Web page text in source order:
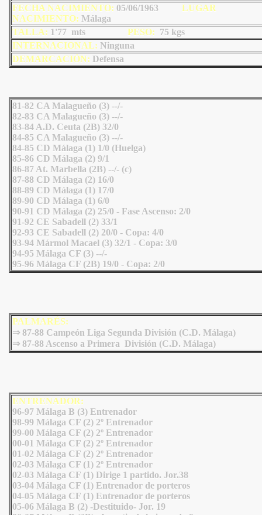
FECHA NACIMIENTO: 05/06/1963 LUGAR
NACIMIENTO: Málaga
TALLA: 1'77 mts PESO: 75 kgs
INTERNACIONAL: Ninguna
DEMARCACIÓN: Defensa
81-82 CA Malagueño (3) --/-
82-83 CA Malagueño (3) --/-
83-84 A.D. Ceuta (2B) 32/0
84-85 CA Malagueño (3) --/-
84-85 CD Málaga (1) 1/0 (Huelga)
85-86 CD Málaga (2) 9/1
86-87 At. Marbella (2B) --/- (c)
87-88 CD Málaga (2) 16/0
88-89 CD Málaga (1) 17/0
89-90 CD Málaga (1) 6/0
90-91 CD Málaga (2) 25/0 - Fase Ascenso: 2/0
91-92 CE Sabadell (2) 33/1
92-93 CE Sabadell (2) 20/0 - Copa: 4/0
93-94 Mármol Macael (3) 32/1 - Copa: 3/0
94-95 Málaga CF (3) --/-
95-96 Málaga CF (2B) 19/0 - Copa: 2/0
PALMARÉS:
⇒ 87-88 Campeón Liga Segunda División (C.D. Málaga)
⇒ 87-88 Ascenso a Primera División (C.D. Málaga)
ENTRENADOR:
96-97 Málaga B (3) Entrenador
98-99 Málaga CF (2) 2º Entrenador
99-00 Málaga CF (2) 2º Entrenador
00-01 Málaga CF (2) 2º Entrenador
01-02 Málaga CF (2) 2º Entrenador
02-03 Málaga CF (1) 2º Entrenador
02-03 Málaga CF (1) Dirige 1 partido. Jor.38
03-04 Málaga CF (1) Entrenador de porteros
04-05 Málaga CF (1) Entrenador de porteros
05-06 Málaga B (2) -Destituido- Jor. 19